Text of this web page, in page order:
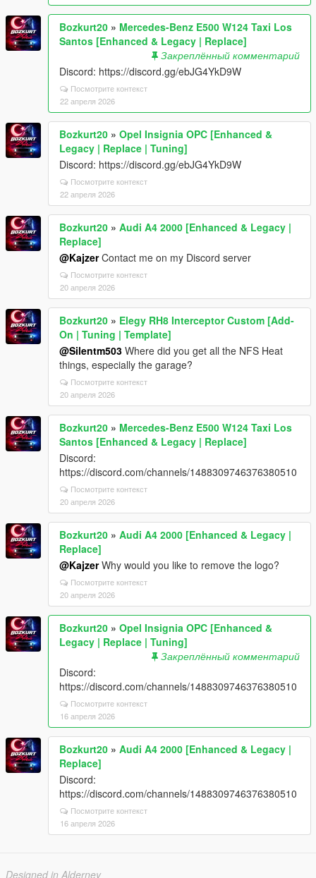
Bozkurt20 » Mercedes-Benz E500 W124 Taxi Los
Santos [Enhanced & Legacy | Replace]
Закреплённый комментарий
Discord: https://discord.gg/ebJG4YkD9W
Посмотрите контекст
22 апреля 2026
Bozkurt20 » Opel Insignia OPC [Enhanced &
Legacy | Replace | Tuning]
Discord: https://discord.gg/ebJG4YkD9W
Посмотрите контекст
22 апреля 2026
Bozkurt20 » Audi A4 2000 [Enhanced & Legacy |
Replace]
@KajzerContact me on my Discord server
Посмотрите контекст
20 апреля 2026
Bozkurt20 » Elegy RH8 Interceptor Custom [Add-
On | Tuning | Template]
@Silentm503 Where did you get all the NFS Heat
things, especially the garage?
Посмотрите контекст
20 апреля 2026
Bozkurt20 » Mercedes-Benz E500 W124 Taxi Los
Santos [Enhanced & Legacy | Replace]
Discord:
https://discord.com/channels/1488309746376380510
Посмотрите контекст
20 апреля 2026
Bozkurt20 » Audi A4 2000 [Enhanced & Legacy |
Replace]
@KajzerWhy would you like to remove the logo?
Посмотрите контекст
20 апреля 2026
Bozkurt20 » Opel Insignia OPC [Enhanced &
Legacy | Replace | Tuning]
Закреплённый комментарий
Discord:
https://discord.com/channels/1488309746376380510
Посмотрите контекст
16 апреля 2026
Bozkurt20 » Audi A4 2000 [Enhanced & Legacy |
Replace]
Discord:
https://discord.com/channels/1488309746376380510
Посмотрите контекст
16 апреля 2026
Designed in Alderney